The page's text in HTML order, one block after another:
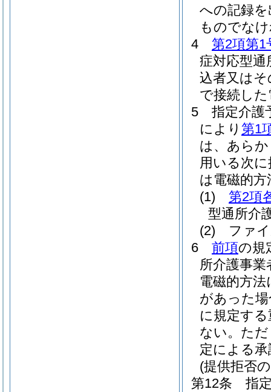
への記録
ものでな
4
第2項第1
症対応型通
込者又は
で接続し
5
指定介護
により 第1
は、あら
用いる次
は電磁的
(1)
第2項
型通所介
(2)
ファ
6
前項の規
所介護事
電磁的方
があった
に規定す
ない。 た
定による
(提供拒否
第12条
指